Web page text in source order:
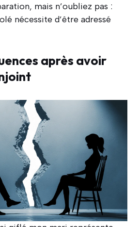
mais n’oubliez pas :
nécessite d’être adressé
après avoir